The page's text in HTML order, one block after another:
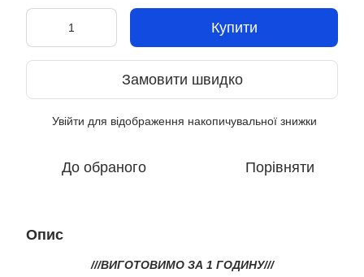
Купити
Замовити швидко
Увійти для відображення накопичувальної знижки
До обраного Порівняти
Опис
///ВИГОТОВИМО ЗА 1 ГОДИНУ///